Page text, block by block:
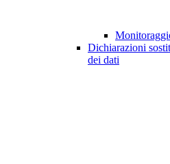
Dichiarazioni
dei dati